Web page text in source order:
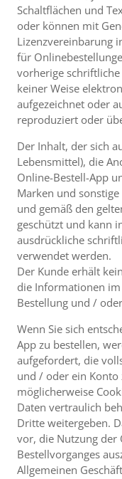
Schaltflächen und
oder können mit
Lizenzvereinbarung
für
vorherige
keiner Weise
aufgezeichnet oder
reproduziert oder
Der Inhalt, der sich
Lebensmittel), die
Online-Bestell-App
Marken und
und gemäß den
geschützt und kann
ausdrückliche
verwendet werden.
Der Kunde erhält
die Informationen
Bestellung und /
Wenn Sie sich
App zu bestellen,
aufgefordert, die
und / oder ein Konto
möglicherweise
Daten vertraulich
Dritte weitergeben.
vor, die Nutzung der
Bestellvorganges
Allgemeinen